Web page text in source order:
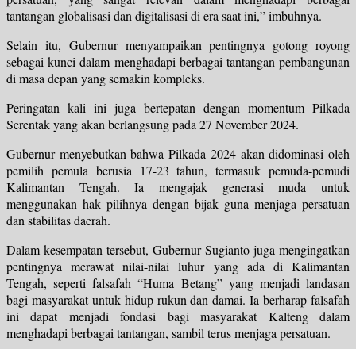
tantangan globalisasi dan digitalisasi di era saat ini,” imbuhnya.
Selain itu, Gubernur menyampaikan pentingnya gotong royong
sebagai kunci dalam menghadapi berbagai tantangan pembangunan
di masa depan yang semakin kompleks.
Peringatan kali ini juga bertepatan dengan momentum Pilkada
Serentak yang akan berlangsung pada 27 November 2024.
Gubernur menyebutkan bahwa Pilkada 2024 akan didominasi oleh
pemilih pemula berusia 17-23 tahun, termasuk pemuda-pemudi
Kalimantan Tengah. Ia mengajak generasi muda untuk
menggunakan hak pilihnya dengan bijak guna menjaga persatuan
dan stabilitas daerah.
Dalam kesempatan tersebut, Gubernur Sugianto juga mengingatkan
pentingnya merawat nilai-nilai luhur yang ada di Kalimantan
Tengah, seperti falsafah “Huma Betang” yang menjadi landasan
bagi masyarakat untuk hidup rukun dan damai. Ia berharap falsafah
ini dapat menjadi fondasi bagi masyarakat Kalteng dalam
menghadapi berbagai tantangan, sambil terus menjaga persatuan.